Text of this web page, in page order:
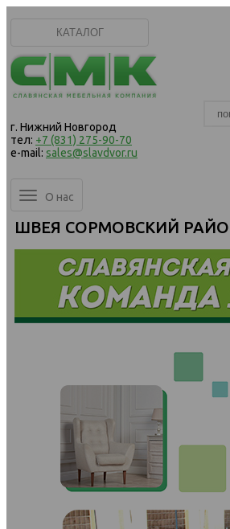
КАТАЛОГ
г. Нижний Новгород
тел: +7 (831) 275-90-70
e-mail: sales@slavdvor.ru
О нас
ШВЕЯ СОРМОВСКИЙ